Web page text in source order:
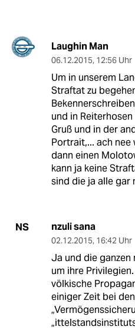
Laughin Man
06.12.2015, 12:56 Uhr
Um in unserem
Straftat zu
und in
Gruß und in der
Portrait,... ach nee
dann einen
kann ja keine
sind die ja alle gar
NS nzuli sana
02.12.2015, 16:42 Uhr
Ja und die ganzen
um ihre
völkische
einiger Zeit bei den